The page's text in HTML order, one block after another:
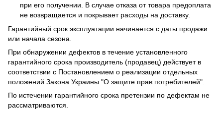
при его получении. В случае отказа от товара предоплата
не возвращается и покрывает расходы на доставку.
Гарантийный срок эксплуатации начинается с даты продажи
или начала сезона.
При обнаружении дефектов в течение установленного
гарантийного срока производитель (продавец) действует в
соответствии с Постановлением о реализации отдельных
положений Закона Украины "О защите прав потребителей".
По истечении гарантийного срока претензии по дефектам не
рассматриваются.